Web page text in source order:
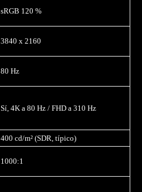
sRGB 120 %
3840 x 2160
80 Hz
Sí, 4K a 80 Hz / FHD a 310 Hz
400 cd/m² (SDR, típico)
1000:1